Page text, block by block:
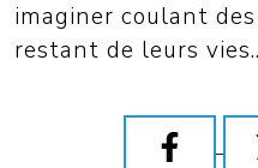
imaginer coulant
restant de leurs